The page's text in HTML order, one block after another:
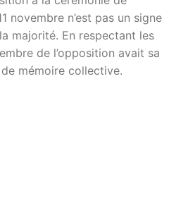
novembre n’est pas un signe
majorité. En respectant les
de l’opposition avait sa
mémoire collective.